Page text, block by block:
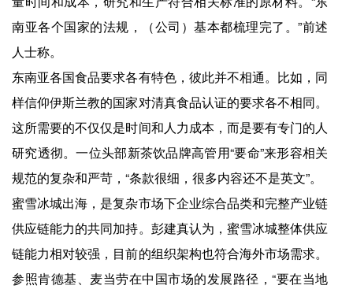
南亚各个国家的法规，（公司）基本都梳理完了。”前述
人士称。
东南亚各国食品要求各有特色，彼此并不相通。比如，同
样信仰伊斯兰教的国家对清真食品认证的要求各不相同。
这所需要的不仅仅是时间和人力成本，而是要有专门的人
研究透彻。一位头部新茶饮品牌高管用“要命”来形容相关
规范的复杂和严苛，“条款很细，很多内容还不是英文”。
蜜雪冰城出海，是复杂市场下企业综合品类和完整产业链
供应链能力的共同加持。彭建真认为，蜜雪冰城整体供应
链能力相对较强，目前的组织架构也符合海外市场需求。
参照肯德基、麦当劳在中国市场的发展路径，“要在当地